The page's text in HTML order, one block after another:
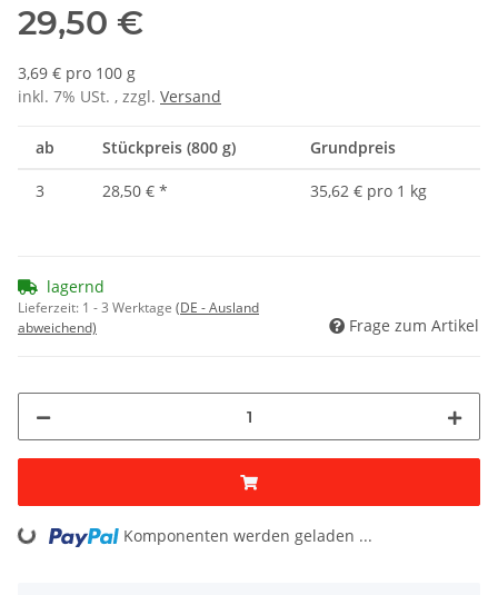
29,50 €
3,69 € pro 100 g
inkl. 7% USt. , zzgl. Versand
ab Stückpreis (800 g) Grundpreis
3 28,50 € * 35,62 € pro 1 kg
lagernd
Lieferzeit: 1 - 3 Werktage (DE - Ausland
abweichend)
Frage zum Artikel
Loading... Komponenten werden geladen ...